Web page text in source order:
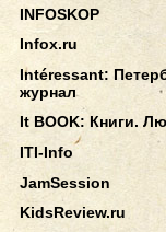
INFOSKOP
Infox.ru
Intéressant:
журнал
It BOOK: Книги.
ITI-Info
JamSession
KidsReview.ru